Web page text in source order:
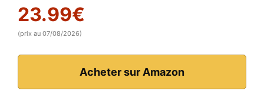
23.99€
(prix au 07/08/2026)
Acheter sur Amazon